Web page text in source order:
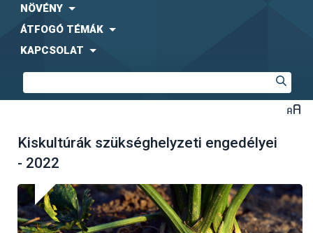
NÖVÉNY
ÁTFOGÓ TÉMÁK
KAPCSOLAT
Kiskultúrák szükséghelyzeti engedélyei
- 2022